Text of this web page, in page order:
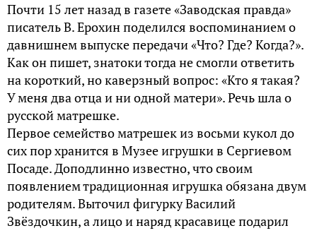
Почти 15 лет назад в газете «Заводская правда»
писатель В. Ерохин поделился воспоминанием о
давнишнем выпуске передачи «Что? Где? Когда?».
Как он пишет, знатоки тогда не смогли ответить
на короткий, но каверзный вопрос: «Кто я такая?
У меня два отца и ни одной матери». Речь шла о
русской матрешке.
Первое семейство матрешек из восьми кукол до
сих пор хранится в Музее игрушки в Сергиевом
Посаде. Доподлинно известно, что своим
появлением традиционная игрушка обязана двум
родителям. Выточил фигурку Василий
Звёздочкин, а лицо и наряд красавице подарил